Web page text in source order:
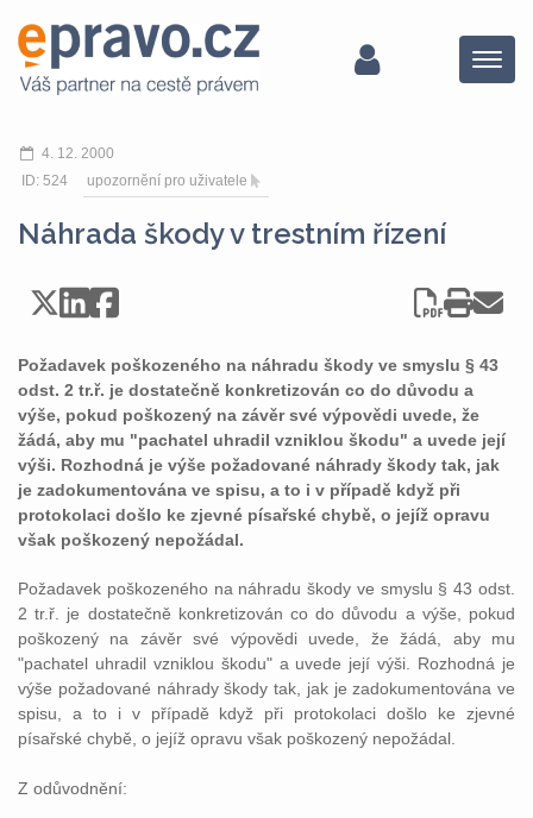
Menu
4. 12. 2000
ID: 524
upozornění pro uživatele
Náhrada škody v trestním řízení
Požadavek poškozeného na náhradu škody ve smyslu § 43
odst. 2 tr.ř. je dostatečně konkretizován co do důvodu a
výše, pokud poškozený na závěr své výpovědi uvede, že
žádá, aby mu "pachatel uhradil vzniklou škodu" a uvede její
výši. Rozhodná je výše požadované náhrady škody tak, jak
je zadokumentována ve spisu, a to i v případě když při
protokolaci došlo ke zjevné písařské chybě, o jejíž opravu
však poškozený nepožádal.
Požadavek poškozeného na náhradu škody ve smyslu § 43 odst.
2 tr.ř. je dostatečně konkretizován co do důvodu a výše, pokud
poškozený na závěr své výpovědi uvede, že žádá, aby mu
"pachatel uhradil vzniklou škodu" a uvede její výši. Rozhodná je
výše požadované náhrady škody tak, jak je zadokumentována ve
spisu, a to i v případě když při protokolaci došlo ke zjevné
písařské chybě, o jejíž opravu však poškozený nepožádal.
Z odůvodnění: